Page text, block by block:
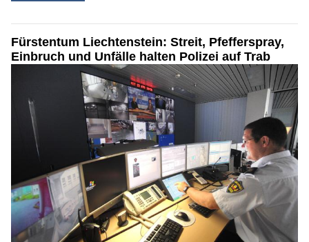
Fürstentum Liechtenstein: Streit, Pfefferspray,
Einbruch und Unfälle halten Polizei auf Trab